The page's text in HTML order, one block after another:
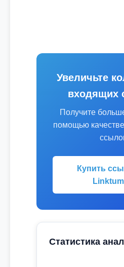
Увеличьте
входящих
Получите
помощью
Купить
Статистика